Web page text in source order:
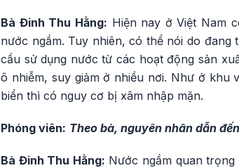
Bà Đinh Thu Hằng: Hiện nay ở Việt Nam
nước ngầm. Tuy nhiên, có thể nói do
cầu sử dụng nước từ các hoạt động sản
ô nhiễm, suy giảm ở nhiều nơi. Như ở
biển thì có nguy cơ bị xâm nhập mặn.
Phóng viên: Theo bà, nguyên nhân dẫn
Bà Đinh Thu Hằng: Nước ngầm quan